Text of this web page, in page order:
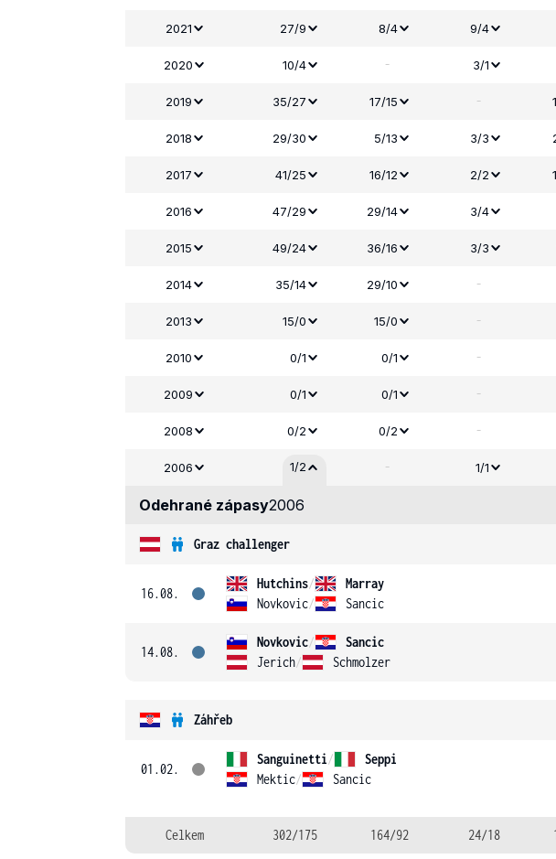
2021 27/9 8/4 9/4
2020 10/4 - 3/1
2019 35/27 17/15 -
2018 29/30 5/13 3/3
2017 41/25 16/12 2/2
2016 47/29 29/14 3/4
2015 49/24 36/16 3/3
2014 35/14 29/10 -
2013 15/0 15/0 -
2010 0/1 0/1 -
2009 0/1 0/1 -
2008 0/2 0/2 -
2006 1/2 - 1/1
Odehrané zápasy2006
Graz challenger
16.08.
Hutchins/
Marray
Novkovic/ Sancic
14.08.
Novkovic/
Sancic
Jerich/ Schmolzer
Záhřeb
01.02.
Sanguinetti/
Seppi
Mektic/ Sancic
Celkem 302/175 164/92 24/18